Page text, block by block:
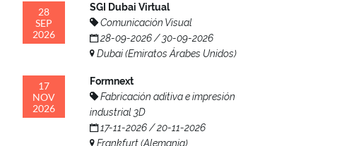
28
SEP
2026
SGI Dubai Virtual
Comunicación Visual
28-09-2026 / 30-09-2026
Dubai (Emiratos Árabes Unidos)
17
NOV
2026
Formnext
Fabricación aditiva e impresión
industrial 3D
17-11-2026 / 20-11-2026
Frankfurt (Alemania)